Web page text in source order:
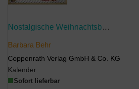
Nostalgische Weihnachtsbäckerei - Zettelkalender
Barbara Behr
Coppenrath Verlag GmbH & Co. KG
Kalender
Sofort lieferbar